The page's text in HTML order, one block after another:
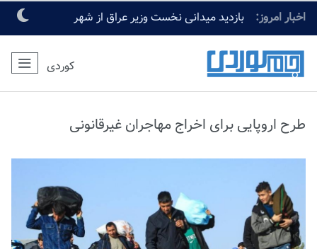
اخبار امروز:
بازدید میدانی نخست وزیر عراق از شهر
مقدس کربلا
کوردی
طرح اروپایی برای اخراج مهاجران غیرقانونی